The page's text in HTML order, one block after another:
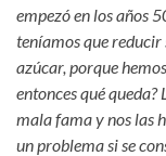
empezó en los años
teníamos que reducir
azúcar, porque
entonces qué
mala fama y nos las
un problema si se